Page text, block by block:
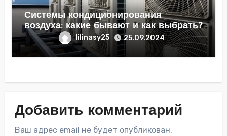
Системы кондиционирования
воздуха: какие бывают и как выбрать?
lilinasy25 25.09.2024
Добавить комментарий
Ваш адрес email не будет опубликован.